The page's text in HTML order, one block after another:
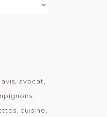
avis
avocat
cuisine